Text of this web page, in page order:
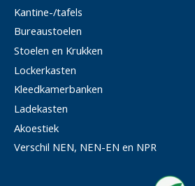
Kantine-/tafels
Bureaustoelen
Stoelen en Krukken
Lockerkasten
Kleedkamerbanken
Ladekasten
Akoestiek
Verschil NEN, NEN-EN en NPR